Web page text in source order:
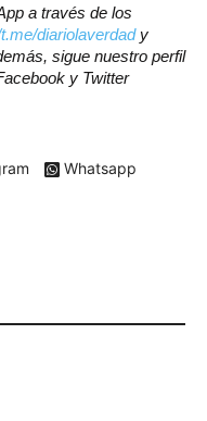
a través de los
diariolaverdady
sigue nuestro perfil
y Twitter
Whatsapp